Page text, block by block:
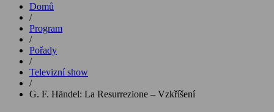
Domů
/
Program
/
Pořady
/
Televizní show
/
G. F. Händel: La Resurrezione – Vzkříšení